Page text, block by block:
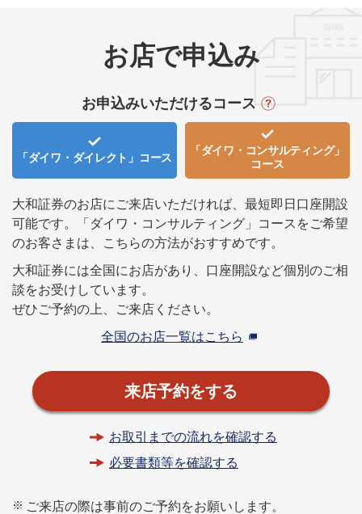
お店で申込み
お申込みいただけるコース
「ダイワ・ダイレクト」 コース
「ダイワ・コンサルティング」
コース
大和証券のお店にご来店いただければ、最短即日口座開設
可能です。
「ダイワ・コンサルティング」コースをご希望
のお客さまは、こちらの方法がおすすめです。
大和証券には全国にお店があり、口座開設など個別のご相
談をお受けしています。
ぜひご予約の上、ご来店ください。
全国のお店一覧はこちら
来店予約をする
お取引までの流れを確認する
必要書類等を確認する
※ ご来店の際は事前のご予約をお願いします。